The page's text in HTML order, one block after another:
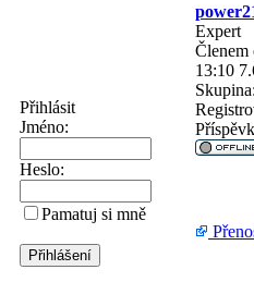
Přihlásit
Jméno:
Heslo:
Pamatuj si mně
Expert
Členem
13:10
Skupina: